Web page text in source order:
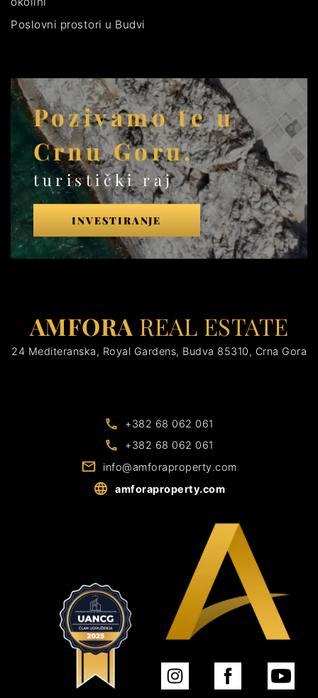
Poslovni prostori u Budvi
Pozivamo te u
Crnu Goru,
turistički raj
INVESTIRANJE
AMFORA REAL ESTATE
24 Mediteranska, Royal Gardens, Budva 85310, Crna Gora
+382 68 062 061
+382 68 062 061
info@amforaproperty.com
amforaproperty.com